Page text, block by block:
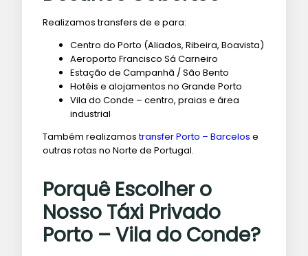
Realizamos transfers de e para:
Centro do Porto (Aliados, Ribeira, Boavista)
Aeroporto Francisco Sá Carneiro
Estação de Campanhã / São Bento
Hotéis e alojamentos no Grande Porto
Vila do Conde – centro, praias e área
industrial
Também realizamostransfer Porto – Barcelos e
outras rotas no Norte de Portugal.
Porquê Escolher o
Nosso Táxi Privado
Porto – Vila do Conde?